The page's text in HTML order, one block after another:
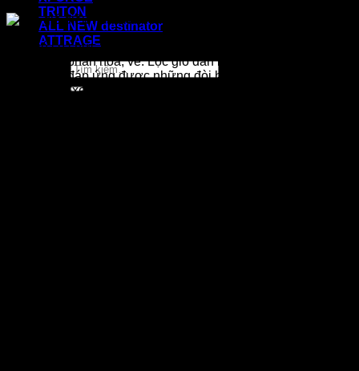
TRITON
ALL NEW destinator
ATTRAGE
Tìm
kiếm:
Lọc gió có chức năng lọc không khí, khử mùi không khí bị ô
nhiễm bởi phấn hoa, ve. Lọc gió dàn lạnh chính hiệu
Mitsubishi đáp ứng được những đòi hỏi tiêu chuẩn khắt khe.
Nhằm giúp xe bạn hoạt động hiệu quả nhất, an toàn nhất.